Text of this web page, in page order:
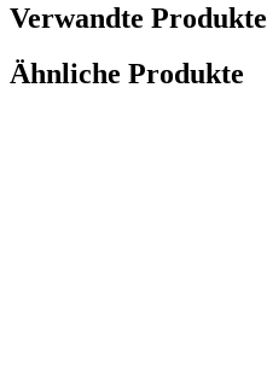
Verwandte Produkte
Ähnliche Produkte